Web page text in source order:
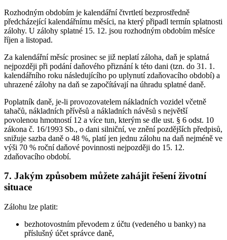
Rozhodným obdobím je kalendářní čtvrtletí bezprostředně
předcházející kalendářnímu měsíci, na který připadl termín splatnosti
zálohy. U zálohy splatné 15. 12. jsou rozhodným obdobím měsíce
říjen a listopad.
Za kalendářní měsíc prosinec se již neplatí záloha, daň je splatná
nejpozději při podání daňového přiznání k této dani (tzn. do 31. 1.
kalendářního roku následujícího po uplynutí zdaňovacího období) a
uhrazené zálohy na daň se započítávají na úhradu splatné daně.
Poplatník daně, je-li provozovatelem nákladních vozidel včetně
tahačů, nákladních přívěsů a nákladních návěsů s největší
povolenou hmotností 12 a více tun, kterým se dle ust. § 6 odst. 10
zákona č. 16/1993 Sb., o dani silniční, ve znění pozdějších předpisů,
snižuje sazba daně o 48 %, platí jen jednu zálohu na daň nejméně ve
výši 70 % roční daňové povinnosti nejpozději do 15. 12.
zdaňovacího období.
7. Jakým způsobem můžete zahájit řešení životní
situace
Zálohu lze platit:
bezhotovostním převodem z účtu (vedeného u banky) na
příslušný účet správce daně,